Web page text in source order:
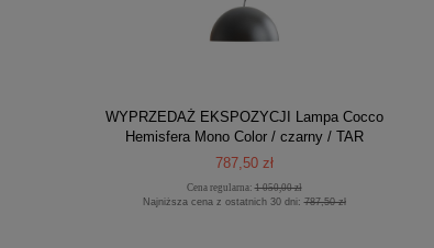
WYPRZEDAŻ EKSPOZYCJI Lampa Cocco
Hemisfera Mono Color / czarny / TAR
787,50 zł
Cena regularna:1 050,00 zł
Najniższa cena z ostatnich 30 dni:787,50 zł